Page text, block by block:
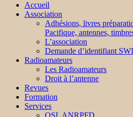
Accueil
Association
Adhésions, livres
Pacifique, antennes,
L’association
Demande d’identifiant
Radioamateurs
Les Radioamateurs
Droit à l’antenne
Revues
Formation
Services
QSL ANRPFD